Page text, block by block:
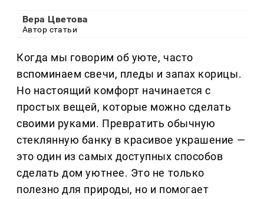
Вера Цветова
Автор статьи
Когда мы говорим об уюте, часто
вспоминаем свечи, пледы и запах корицы.
Но настоящий комфорт начинается с
простых вещей, которые можно сделать
своими руками. Превратить обычную
стеклянную банку в красивое украшение —
это один из самых доступных способов
сделать дом уютнее. Это не только
полезно для природы, но и помогает